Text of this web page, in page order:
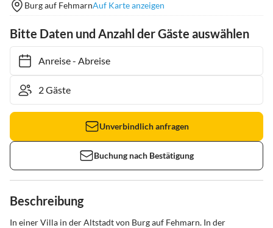
Burg auf FehmarnAuf Karte anzeigen
Bitte Daten und Anzahl der Gäste auswählen
Anreise- Abreise
Unverbindlich anfragen
Buchung nach Bestätigung
Beschreibung
In einer Villa in der Altstadt von Burg auf Fehmarn. In der